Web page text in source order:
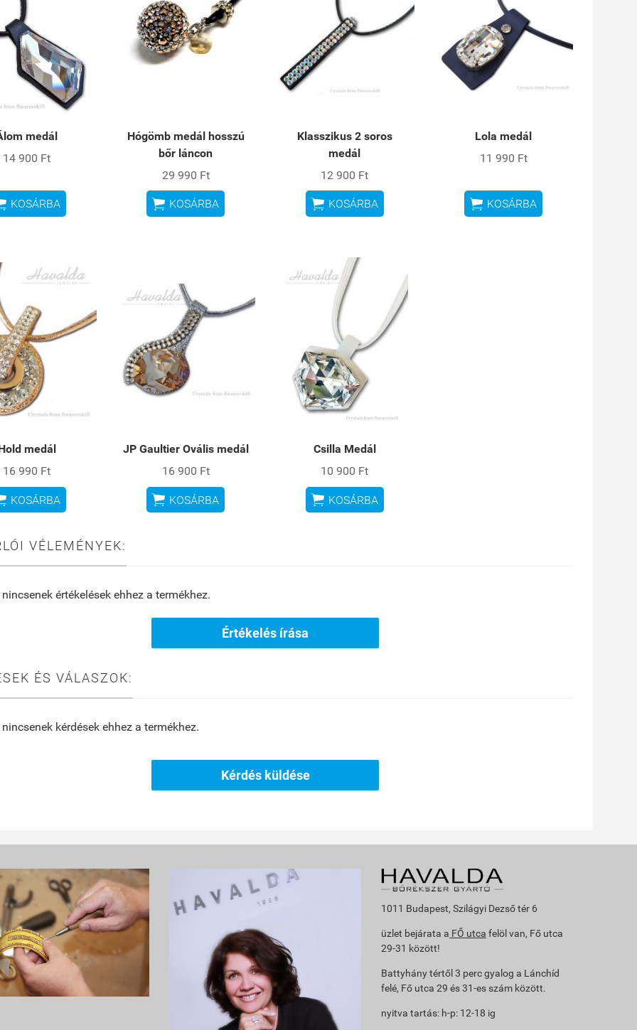
medál
14 900 Ft
KOSÁRBA
Hógömb medál hosszú
bőr láncon
29 990 Ft
 KOSÁRBA
Klasszikus 2 soros
medál
12 900 Ft
 KOSÁRBA
Lola medál
11 990 Ft
 KOSÁRBA
medál
16 990 Ft
KOSÁRBA
JP Gaultier Ovális medál
16 900 Ft
 KOSÁRBA
Csilla Medál
10 900 Ft
 KOSÁRBA
VÉLEMÉNYEK:
értékelések ehhez a termékhez.
Értékelés írása
ÉS VÁLASZOK:
kérdések ehhez a termékhez.
Kérdés küldése
1011 Budapest, Szilágyi Dezső tér 6
üzlet bejárata a FŐ utca felöl van, Fő utca
29-31 között!
Battyhány tértől 3 perc gyalog a Lánchíd
felé, Fő utca 29 és 31-es szám között.
nyitva tartás: h-p: 12-18 ig